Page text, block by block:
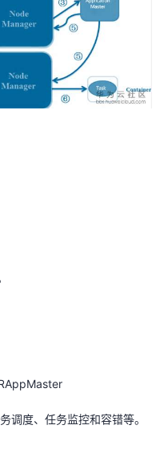
调度、任务监控和容错等。